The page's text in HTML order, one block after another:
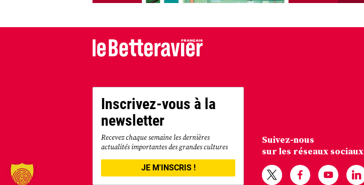
Inscrivez-vous à la
newsletter
Recevez chaque semaine les dernières
actualités importantes des grandes cultures
JE M'INSCRIS !
Suivez-nous
sur les réseaux sociaux